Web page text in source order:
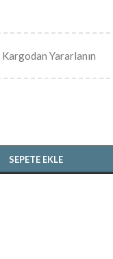
Yararlanın
SEPETE EKLE